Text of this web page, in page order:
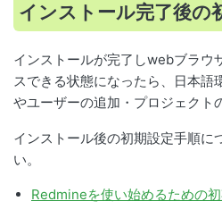
インストール完了後の
インストールが完了しwebブラウ
スできる状態になったら、日本語
やユーザーの追加・プロジェクト
インストール後の初期設定手順に
い。
Redmineを使い始めるための